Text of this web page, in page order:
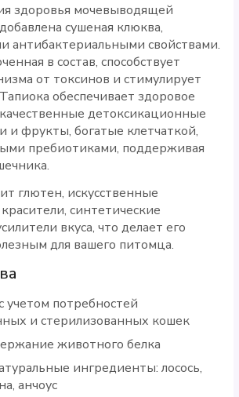
здоровья мочевыводящей
сушеная клюква,
антибактериальными свойствами.
в состав, способствует
от токсинов и стимулирует
обеспечивает здоровое
детоксикационные
и фрукты, богатые клетчаткой,
пребиотиками, поддерживая
глютен, искусственные
синтетические
вкуса, что делает его
для вашего питомца.
учетом потребностей
и стерилизованных кошек
животного белка
ингредиенты: лосось,
анчоус